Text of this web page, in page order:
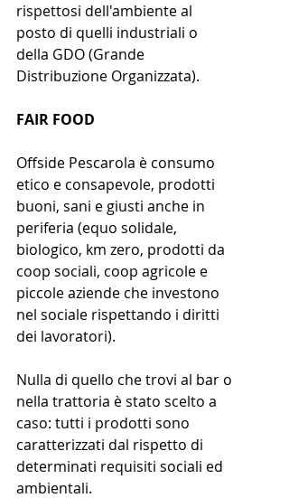
rispettosi dell'ambiente al
posto di quelli industriali o
della GDO (Grande
Distribuzione Organizzata).
FAIR FOOD
Offside Pescarola è consumo
etico e consapevole, prodotti
buoni, sani e giusti anche in
periferia (equo solidale,
biologico, km zero, prodotti da
coop sociali, coop agricole e
piccole aziende che investono
nel sociale rispettando i diritti
dei lavoratori).
Nulla di quello che trovi al bar o
nella trattoria è stato scelto a
caso: tutti i prodotti sono
caratterizzati dal rispetto di
determinati requisiti sociali ed
ambientali.